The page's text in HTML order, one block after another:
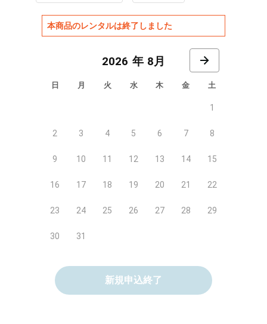
本商品のレンタルは終了しました
8月
日 月 火 水 木 金 土
1
2 3 4 5 6 7 8
9 10 11 12 13 14 15
16 17 18 19 20 21 22
23 24 25 26 27 28 29
30 31
新規申込終了